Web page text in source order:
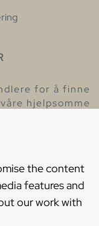
the content
features and
our work with
for å finne
hjelpsomme